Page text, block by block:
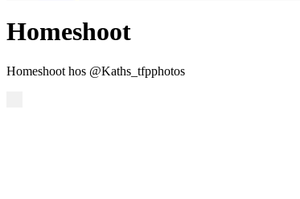
Homeshoot
Homeshoot hos @Kaths_tfpphotos